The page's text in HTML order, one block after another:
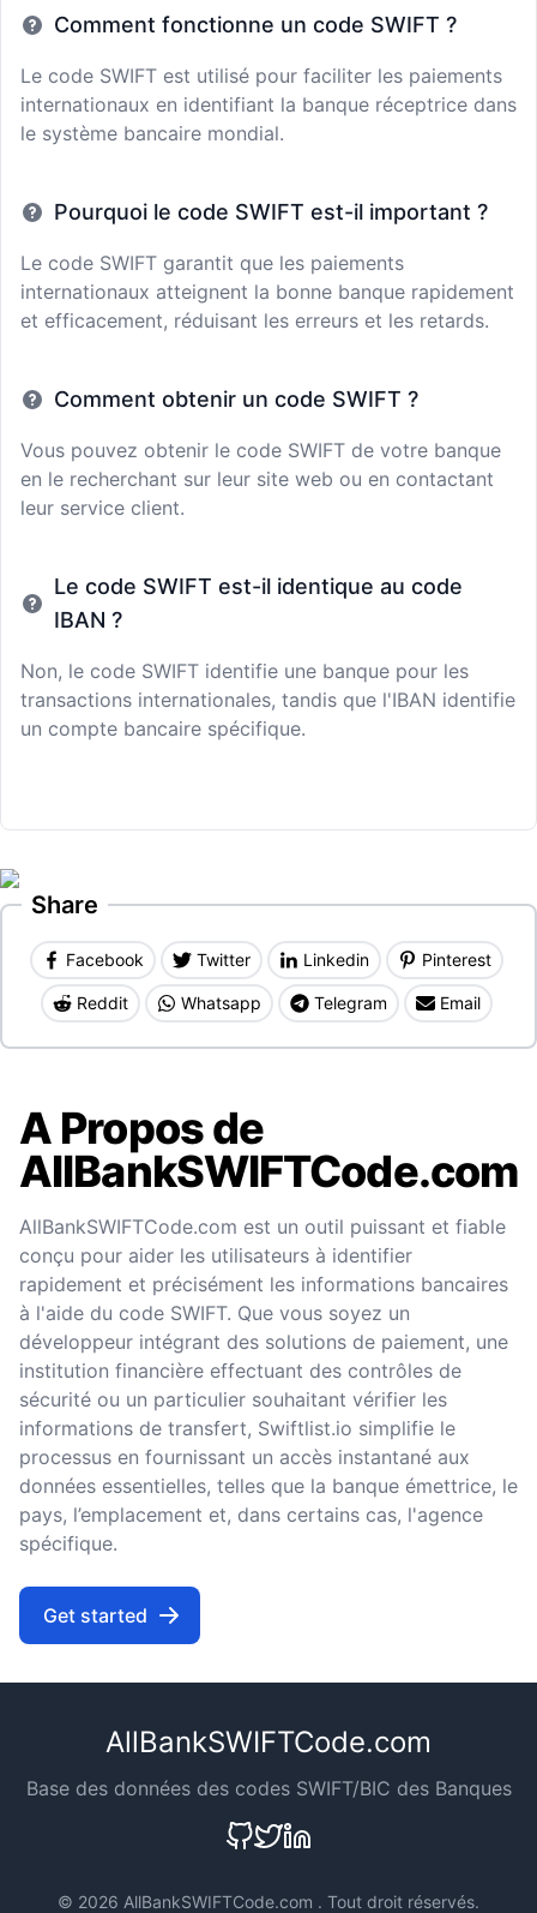
Comment fonctionne un code SWIFT ?
Le code SWIFT est utilisé pour faciliter les paiements
internationaux en identifiant la banque réceptrice dans
le système bancaire mondial.
Pourquoi le code SWIFT est-il important ?
Le code SWIFT garantit que les paiements
internationaux atteignent la bonne banque rapidement
et efficacement, réduisant les erreurs et les retards.
Comment obtenir un code SWIFT ?
Vous pouvez obtenir le code SWIFT de votre banque
en le recherchant sur leur site web ou en contactant
leur service client.
Le code SWIFT est-il identique au code
IBAN ?
Non, le code SWIFT identifie une banque pour les
transactions internationales, tandis que l'IBAN identifie
un compte bancaire spécifique.
Share
Facebook Twitter Linkedin Pinterest
Reddit Whatsapp Telegram Email
A Propos de
AllBankSWIFTCode.com
AllBankSWIFTCode.com est un outil puissant et fiable
conçu pour aider les utilisateurs à identifier
rapidement et précisément les informations bancaires
à l'aide du code SWIFT. Que vous soyez un
développeur intégrant des solutions de paiement, une
institution financière effectuant des contrôles de
sécurité ou un particulier souhaitant vérifier les
informations de transfert, Swiftlist.io simplifie le
processus en fournissant un accès instantané aux
données essentielles, telles que la banque émettrice, le
pays, l’emplacement et, dans certains cas, l'agence
spécifique.
Get started
AllBankSWIFTCode.com
Base des données des codes SWIFT/BIC des Banques
© 2026 AllBankSWIFTCode.com . Tout droit réservés.